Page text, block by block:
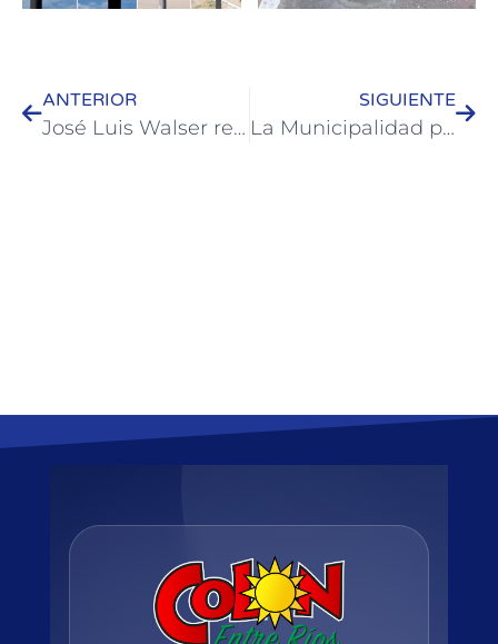
ANTERIOR
José Luis Walser recorrió los Punto Verano y el ingreso a Colón
SIGUIENTE
La Municipalidad proyecta un Jardín Urbano en barrio San Gabriel de Colón